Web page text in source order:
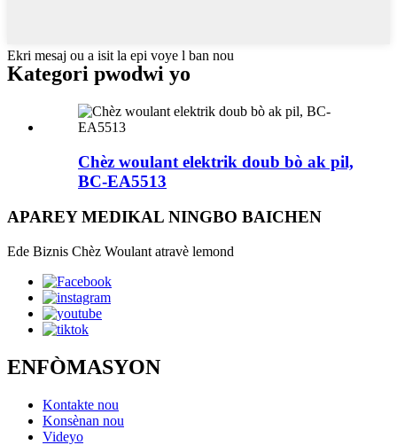
Ekri mesaj ou a isit la epi voye l ban nou
Kategori pwodwi yo
Chèz woulant elektrik doub bò ak pil,
BC-EA5513
APAREY MEDIKAL NINGBO BAICHEN
Ede Biznis Chèz Woulant atravè lemond
ENFÒMASYON
Kontakte nou
Konsènan nou
Videyo